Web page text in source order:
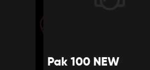
majonezem lekko pikantnym,
Pak 100 NEW